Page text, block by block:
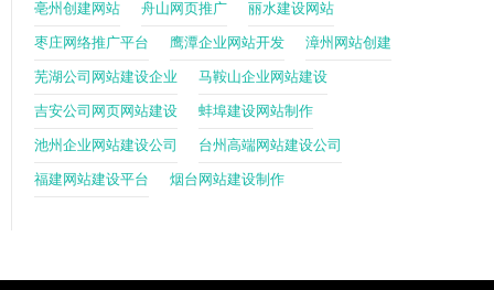
亳州创建网站 舟山网页推广 丽水建设网站
枣庄网络推广平台 鹰潭企业网站开发 漳州网站创建
芜湖公司网站建设企业 马鞍山企业网站建设
吉安公司网页网站建设 蚌埠建设网站制作
池州企业网站建设公司 台州高端网站建设公司
福建网站建设平台 烟台网站建设制作